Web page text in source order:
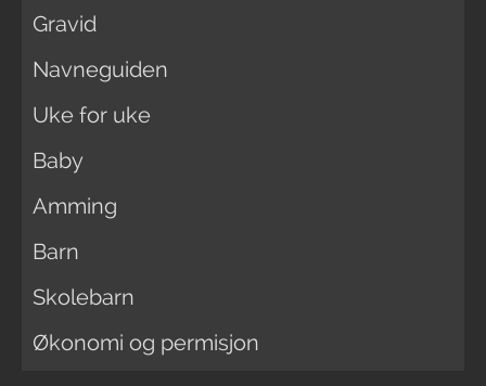
Gravid
Navneguiden
Uke for uke
Baby
Amming
Barn
Skolebarn
Økonomi og permisjon